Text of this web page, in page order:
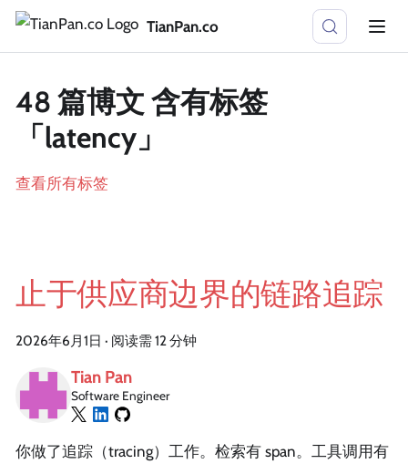
TianPan.co
48 篇博文 含有标签
「latency」
查看所有标签
止于供应商边界的链路追踪
2026年6月1日 · 阅读需 12 分钟
Tian Pan
Software Engineer
你做了追踪（tracing）工作。检索有 span。工具调用有